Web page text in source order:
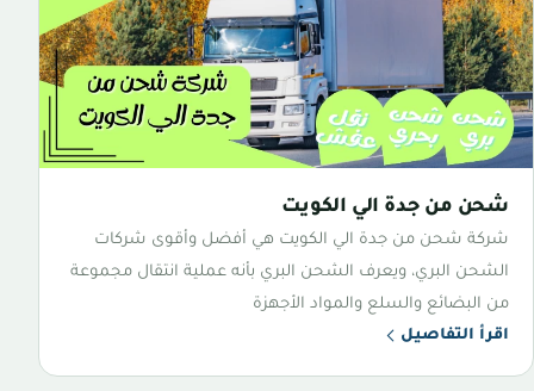
شحن من جدة الي الكويت
شركة شحن من جدة الي الكويت هي أفضل وأقوى شركات
الشحن البري، ويعرف الشحن البري بأنه عملية انتقال مجموعة
من البضائع والسلع والمواد الأجهزة
اقرأ التفاصيل